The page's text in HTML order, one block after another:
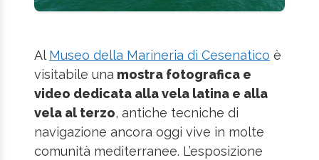
AlMuseo della Marineria di Cesenatico è
visitabile una mostra fotografica e
video dedicata alla vela latina e alla
vela al terzo, antiche tecniche di
navigazione ancora oggi vive in molte
comunità mediterranee. L’esposizione